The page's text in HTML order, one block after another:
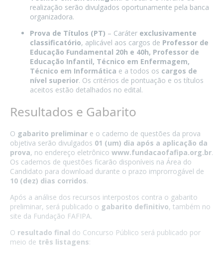
realização serão divulgados oportunamente pela banca
organizadora.
Prova de Títulos (PT) – Caráter exclusivamente
classificatório, aplicável aos cargos de Professor de
Educação Fundamental 20h e 40h, Professor de
Educação Infantil, Técnico em Enfermagem,
Técnico em Informática e a todos os cargos de
nível superior. Os critérios de pontuação e os títulos
aceitos estão detalhados no edital.
Resultados e Gabarito
O gabarito preliminar e o caderno de questões da prova
objetiva serão divulgados 01 (um) dia após a aplicação da
prova, no endereço eletrônico www.fundacaofafipa.org.br.
Os cadernos de questões ficarão disponíveis na Área do
Candidato para download durante o prazo improrrogável de
10 (dez) dias corridos.
Após a análise dos recursos interpostos contra o gabarito
preliminar, será publicado o gabarito definitivo, também no
site da Fundação FAFIPA.
O resultado final do Concurso Público será publicado por
meio de três listagens: